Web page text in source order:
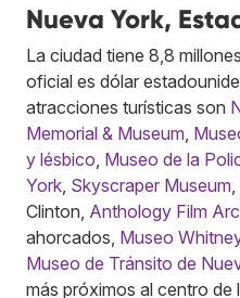
Nueva York,
La ciudad tiene 8,8
oficial es dólar
atracciones turísticas son
Memorial & Museum
y lésbico Museo de la
York Skyscraper Museum
Clinton, Anthology Film
ahorcados, Museo
Museo de Tránsito de
más próximos al centro de